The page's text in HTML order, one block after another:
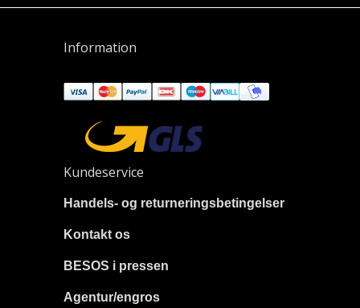
Information
Kundeservice
Handels- og returneringsbetingelser
Kontakt os
BESOS i pressen
Agentur/engros